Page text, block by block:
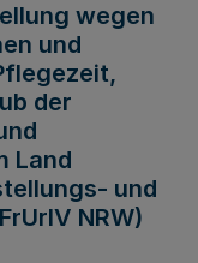
wegen
und
der
Land
und
NRW)